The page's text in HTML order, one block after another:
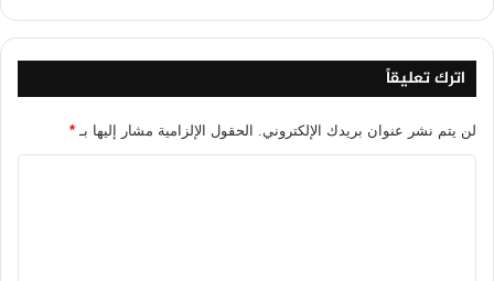
اترك تعليقاً
لن يتم نشر عنوان بريدك الإلكتروني. الحقول الإلزامية مشار إليها بـ *